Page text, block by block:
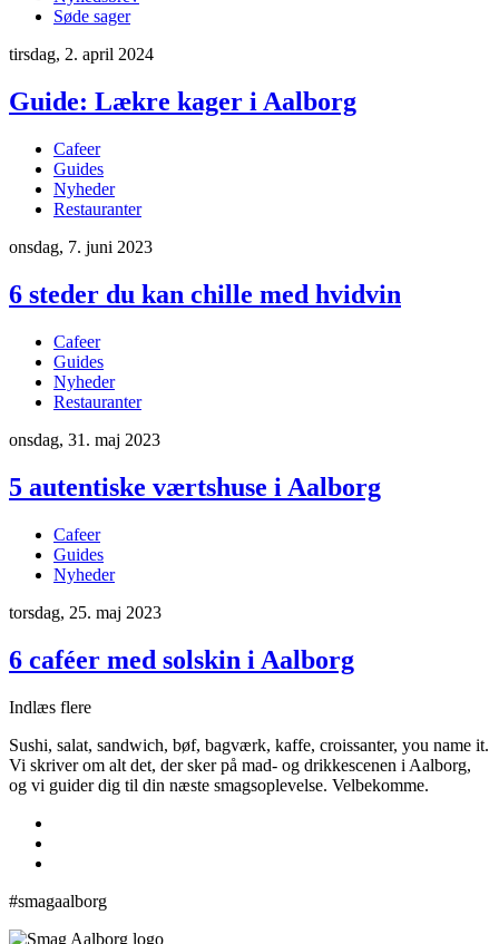
Søde sager
tirsdag, 2. april 2024
Guide: Lækre kager i Aalborg
Cafeer
Guides
Nyheder
Restauranter
onsdag, 7. juni 2023
6 steder du kan chille med hvidvin
Cafeer
Guides
Nyheder
Restauranter
onsdag, 31. maj 2023
5 autentiske værtshuse i Aalborg
Cafeer
Guides
Nyheder
torsdag, 25. maj 2023
6 caféer med solskin i Aalborg
Indlæs flere
Sushi, salat, sandwich, bøf, bagværk, kaffe, croissanter, you name it.
Vi skriver om alt det, der sker på mad- og drikkescenen i Aalborg,
og vi guider dig til din næste smagsoplevelse. Velbekomme.
#smagaalborg